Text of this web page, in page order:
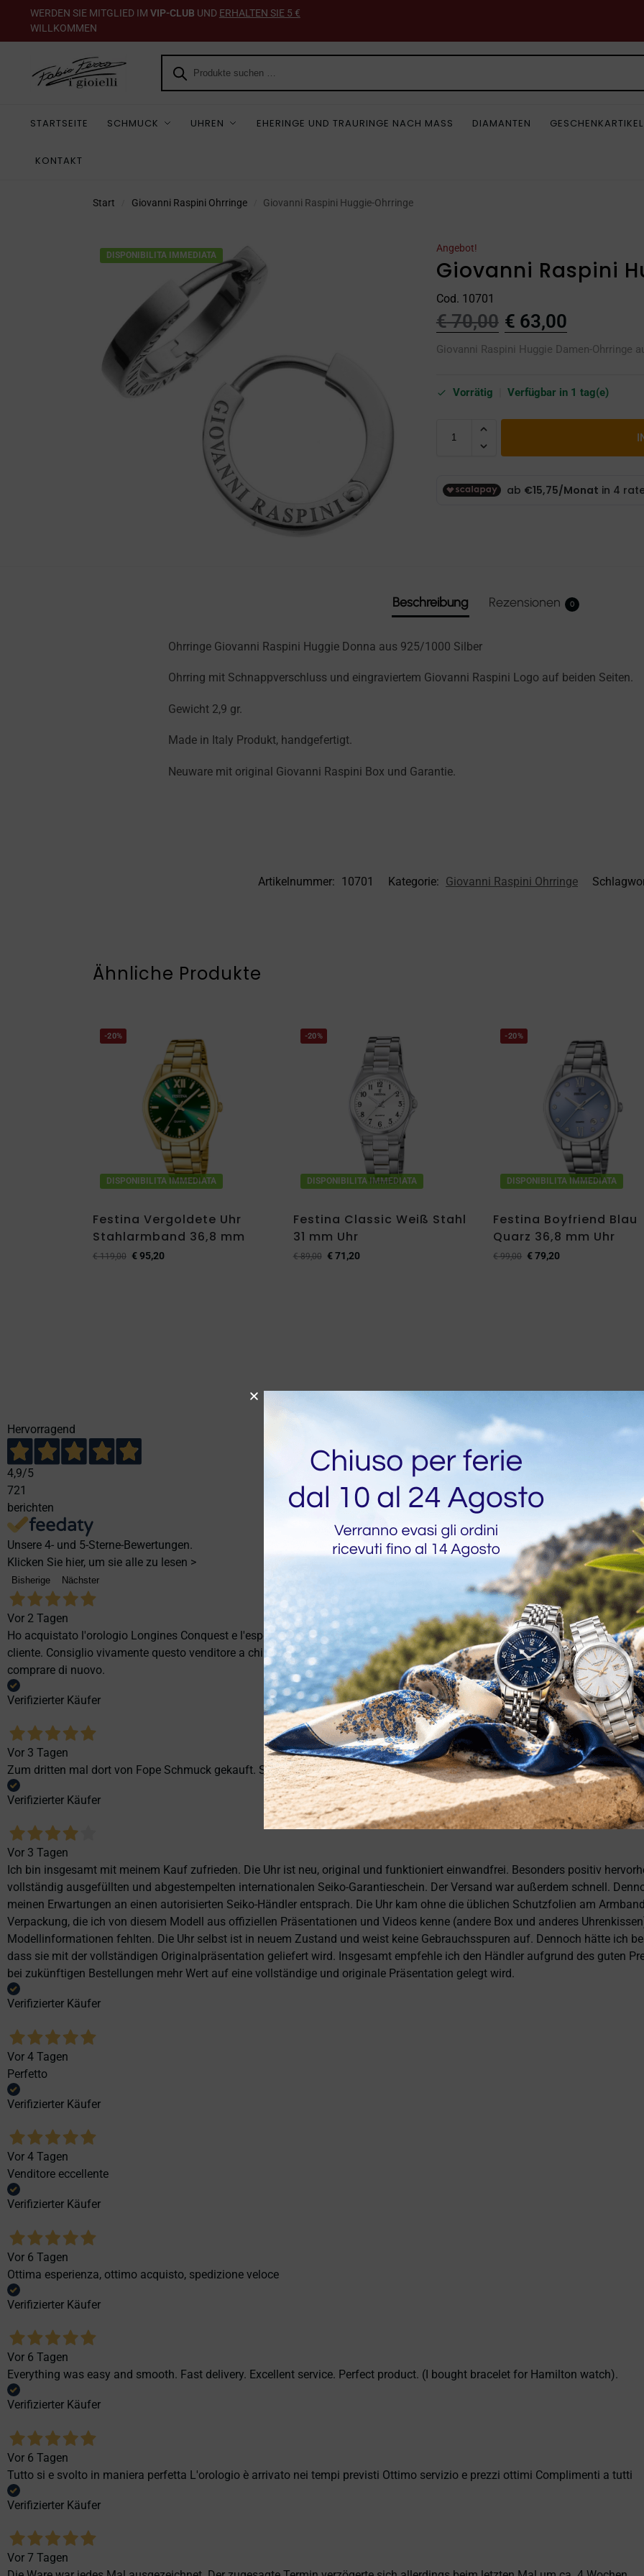
WERDEN SIE MITGLIED IM VIP-CLUB UND ERHALTEN SIE 5 €
WILLKOMMEN
STARTSEITE SCHMUCK UHREN EHERINGE UND TRAURINGE NACH MASS DIAMANTEN GESCHENKARTIKEL
KONTAKT
Start Giovanni Raspini Ohrringe Giovanni Raspini Huggie-Ohrringe
DISPONIBILITA IMMEDIATA
Angebot!
Giovanni Raspini
Cod. 10701
€70,00 € 63,00
Giovanni Raspini Huggie Damen-Ohrringe
Vorrätig Verfügbar in 1 tag(e)
Beschreibung Rezensionen 0
Ohrringe Giovanni Raspini Huggie Donna aus 925/1000 Silber
Ohrring mit Schnappverschluss und eingraviertem Giovanni Raspini Logo auf beiden Seiten.
Gewicht 2,9 gr.
Made in Italy Produkt, handgefertigt.
Neuware mit original Giovanni Raspini Box und Garantie.
Artikelnummer: 10701 Kategorie: Giovanni Raspini Ohrringe
Ähnliche Produkte
-20%
DISPONIBILITA IMMEDIATA
Festina Vergoldete Uhr
Stahlarmband 36,8 mm
€119,00 €95,20
-20%
DISPONIBILITA IMMEDIATA
Festina Classic Weiß Stahl
31 mm Uhr
€89,00 €71,20
-20%
DISPONIBILITA IMMEDIATA
Festina Boyfriend Blau
Quarz 36,8 mm Uhr
€99,00 €79,20
Hervorragend
4,9/5
721
berichten
Unsere 4- und 5-Sterne-Bewertungen.
Klicken Sie hier, um sie alle zu lesen >
Bisherige Nächster
Vor 2 Tagen
Ho acquistato l'orologio Longines Conquest e l'esperienza è stata eccellente. Anche il servizio è stato impeccabile:
cliente. Consiglio vivamente questo venditore a chi cerca professionalità, affidabilità e prodotti di altissimo livello. Sono
comprare di nuovo.
Verifizierter Käufer
Vor 3 Tagen
Zum dritten mal dort von Fope Schmuck gekauft. Super Service, tolle Preise! Ich kann Fabio Ferro ohne Bedenken
Verifizierter Käufer
Vor 3 Tagen
Ich bin insgesamt mit meinem Kauf zufrieden. Die Uhr ist neu, original und funktioniert einwandfrei. Besonders positiv
vollständig ausgefüllten und abgestempelten internationalen Seiko-Garantieschein. Der Versand war außerdem schnell.
meinen Erwartungen an einen autorisierten Seiko-Händler entsprach. Die Uhr kam ohne die üblichen Schutzfolien am
Verpackung, die ich von diesem Modell aus offiziellen Präsentationen und Videos kenne (andere Box und anderes
Modellinformationen fehlten. Die Uhr selbst ist in neuem Zustand und weist keine Gebrauchsspuren auf. Dennoch hätte ich
dass sie mit der vollständigen Originalpräsentation geliefert wird. Insgesamt empfehle ich den Händler aufgrund des guten
bei zukünftigen Bestellungen mehr Wert auf eine vollständige und originale Präsentation gelegt wird.
Verifizierter Käufer
Vor 4 Tagen
Perfetto
Verifizierter Käufer
Vor 4 Tagen
Venditore eccellente
Verifizierter Käufer
Vor 6 Tagen
Ottima esperienza, ottimo acquisto, spedizione veloce
Verifizierter Käufer
Vor 6 Tagen
Everything was easy and smooth. Fast delivery. Excellent service. Perfect product. (I bought bracelet for Hamilton watch).
Verifizierter Käufer
Vor 6 Tagen
Tutto si e svolto in maniera perfetta L'orologio è arrivato nei tempi previsti Ottimo servizio e prezzi ottimi Complimenti a tutti
Verifizierter Käufer
Vor 7 Tagen